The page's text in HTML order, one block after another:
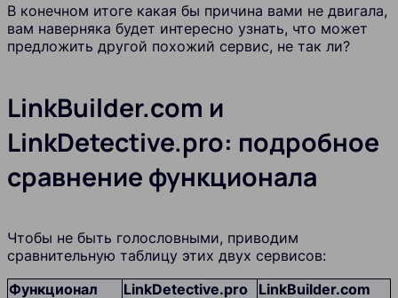
В конечном итоге какая бы причина вами не двигала,
вам наверняка будет интересно узнать, что может
предложить другой похожий сервис, не так ли?
LinkBuilder.com и
LinkDetective.pro: подробное
сравнение функционала
Чтобы не быть голословными, приводим
сравнительную таблицу этих двух сервисов:
Функционал
LinkDetective.pro LinkBuilder.com